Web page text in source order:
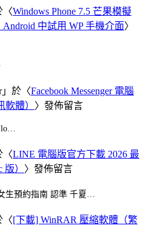
〈Windows Phone 7.5 芒果模擬
Android 中試用 WP 手機介面〉
」於〈Facebook Messenger 電腦
體） 〉發佈留言
lo…
〈LINE 電腦版官方下載 2026 最
） 〉發佈留言
生預約指南 認準 千夏…
〈[下載] WinRAR 壓縮軟體（繁